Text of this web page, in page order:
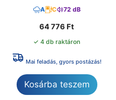
A C 72 dB
64 776 Ft
✓ 4 db raktáron
Mai feladás, gyors postázás!
Kosárba teszem